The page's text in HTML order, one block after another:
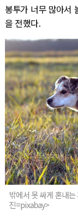
봉투가 너무 많아서
을 전했다.
밖에서 못 싸게 혼내
진=pixabay>